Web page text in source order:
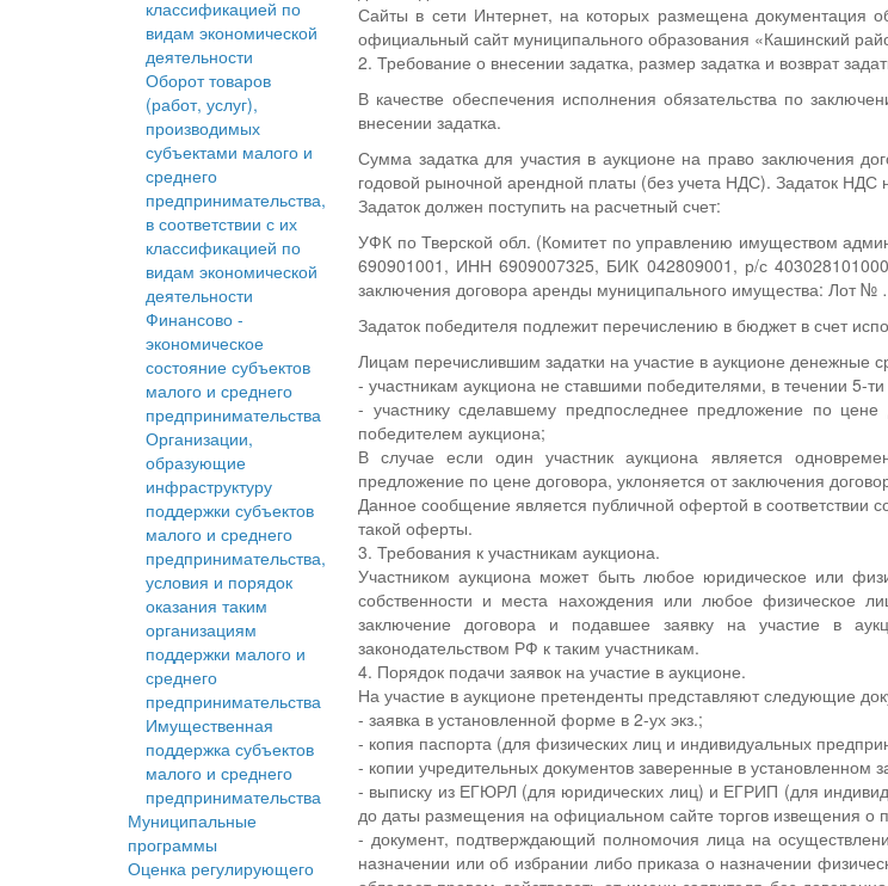
классификацией по
видам экономической
деятельности
Оборот товаров
(работ, услуг),
производимых
субъектами малого и
среднего
предпринимательства,
в соответствии с их
классификацией по
видам экономической
деятельности
Финансово -
экономическое
состояние субъектов
малого и среднего
предпринимательства
Организации,
образующие
инфраструктуру
поддержки субъектов
малого и среднего
предпринимательства,
условия и порядок
оказания таким
организациям
поддержки малого и
среднего
предпринимательства
Имущественная
поддержка субъектов
малого и среднего
предпринимательства
Муниципальные
программы
Оценка регулирующего
Сайты в сети Интернет, на которых размещена документация
официальный сайт муниципального образования «Кашинский
2. Требование о внесении задатка, размер задатка и возврат
В качестве обеспечения исполнения обязательства по
внесении задатка.
Сумма задатка для участия в аукционе на право заключения
годовой рыночной арендной платы (без учета НДС). Задаток НДС
Задаток должен поступить на расчетный счет:
УФК по Тверской обл. (Комитет по управлению имуществом
690901001, ИНН 6909007325, БИК 042809001, р/с
заключения договора аренды муниципального имущества: Лот
Задаток победителя подлежит перечислению в бюджет в счет
Лицам перечислившим задатки на участие в аукционе денежные
- участникам аукциона не ставшими победителями, в течении 5-
- участнику сделавшему предпоследнее предложение по
победителем аукциона;
В случае если один участник аукциона является
предложение по цене договора, уклоняется от заключения
Данное сообщение является публичной офертой в соответствии
такой оферты.
3. Требования к участникам аукциона.
Участником аукциона может быть любое юридическое или
собственности и места нахождения или любое физическое
заключение договора и подавшее заявку на участие в
законодательством РФ к таким участникам.
4. Порядок подачи заявок на участие в аукционе.
На участие в аукционе претенденты представляют следующие
- заявка в установленной форме в 2-ух экз.;
- копия паспорта (для физических лиц и индивидуальных
- копии учредительных документов заверенные в установленном
- выписку из ЕГЮРЛ (для юридических лиц) и ЕГРИП (для
до даты размещения на официальном сайте торгов извещения о
- документ, подтверждающий полномочия лица на
назначении или об избрании либо приказа о назначении